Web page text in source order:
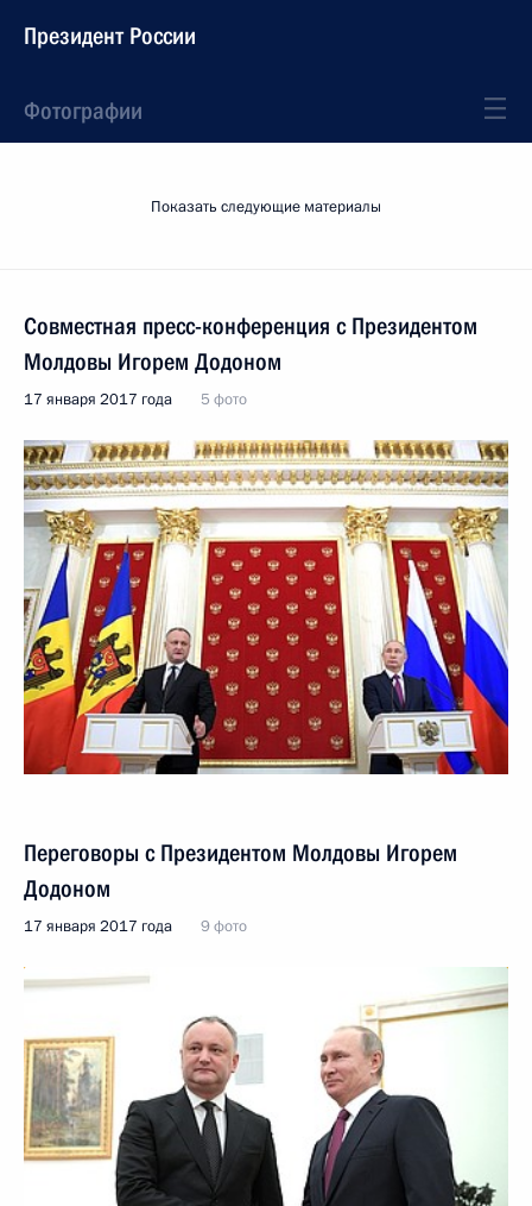
Президент России
Фотографии
Показать следующие материалы
Совместная пресс-конференция с Президентом
Молдовы Игорем Додоном
17 января 2017 года 5 фото
Переговоры с Президентом Молдовы Игорем
Додоном
17 января 2017 года 9 фото